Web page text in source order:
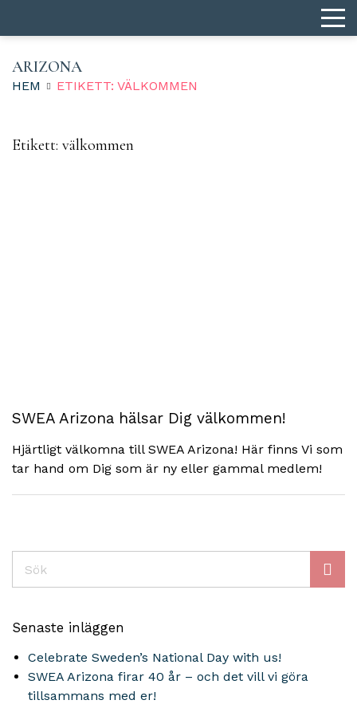
ARIZONA
HEM ETIKETT: VÄLKOMMEN
Etikett: välkommen
SWEA Arizona hälsar Dig välkommen!
Hjärtligt välkomna till SWEA Arizona! Här finns Vi som
tar hand om Dig som är ny eller gammal medlem!
Senaste inläggen
Celebrate Sweden’s National Day with us!
SWEA Arizona firar 40 år – och det vill vi göra
tillsammans med er!